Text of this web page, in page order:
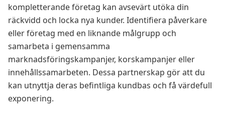
kompletterande företag kan avsevärt utöka din
räckvidd och locka nya kunder. Identifiera påverkare
eller företag med en liknande målgrupp och
samarbeta i gemensamma
marknadsföringskampanjer, korskampanjer eller
innehållssamarbeten. Dessa partnerskap gör att du
kan utnyttja deras befintliga kundbas och få värdefull
exponering.